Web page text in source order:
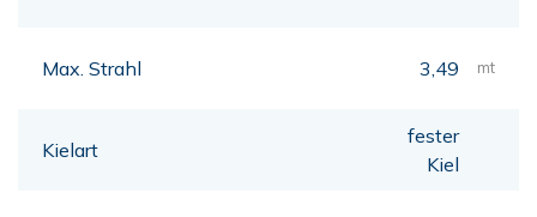
Max. Strahl 3,49 mt
Kielart
fester
Kiel